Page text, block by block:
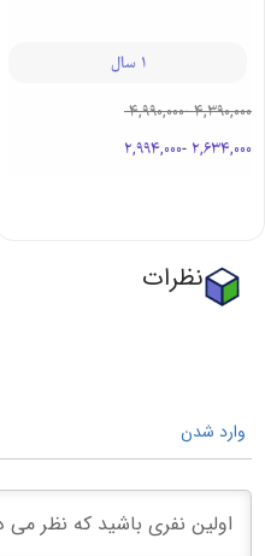
1 سال
4,390,000
-
4,990,000
2,634,000
-
2,994,000
نظرات
وارد شدن